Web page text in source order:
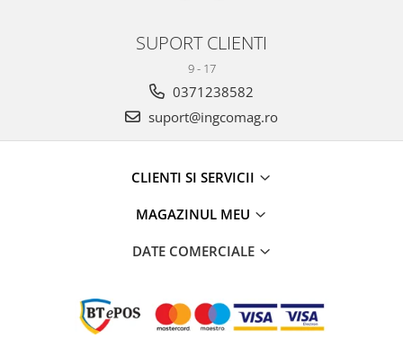
SUPORT CLIENTI
9 - 17
0371238582
suport@ingcomag.ro
CLIENTI SI SERVICII
MAGAZINUL MEU
DATE COMERCIALE